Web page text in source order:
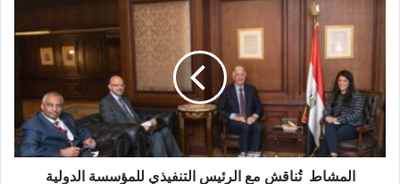
الرئيس
التنفيذي
للمؤسسة
الدولية
الإسلامية
لتمويل
التجارةالمشاط تُناقش مع الرئيس التنفيذي للمؤسسة الدولية